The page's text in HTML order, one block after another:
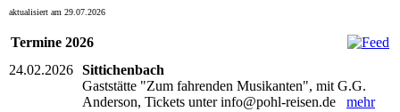
aktualisiert am 29.07.2026
Termine 2026
24.02.2026 Sittichenbach
Gaststätte "Zum fahrenden Musikanten", mit G.G.
Anderson, Tickets unter info@pohl-reisen.de mehr